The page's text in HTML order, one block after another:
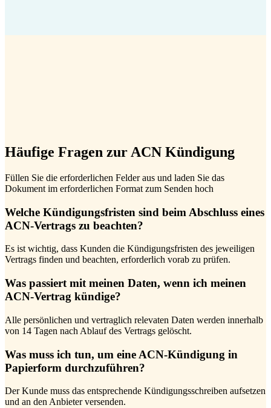
Häufige Fragen zur ACN Kündigung
Füllen Sie die erforderlichen Felder aus und laden Sie das
Dokument im erforderlichen Format zum Senden hoch
Welche Kündigungsfristen sind beim Abschluss eines
ACN-Vertrags zu beachten?
Es ist wichtig, dass Kunden die Kündigungsfristen des jeweiligen
Vertrags finden und beachten, erforderlich vorab zu prüfen.
Was passiert mit meinen Daten, wenn ich meinen
ACN-Vertrag kündige?
Alle persönlichen und vertraglich relevaten Daten werden innerhalb
von 14 Tagen nach Ablauf des Vertrags gelöscht.
Was muss ich tun, um eine ACN-Kündigung in
Papierform durchzuführen?
Der Kunde muss das entsprechende Kündigungsschreiben aufsetzen
und an den Anbieter versenden.